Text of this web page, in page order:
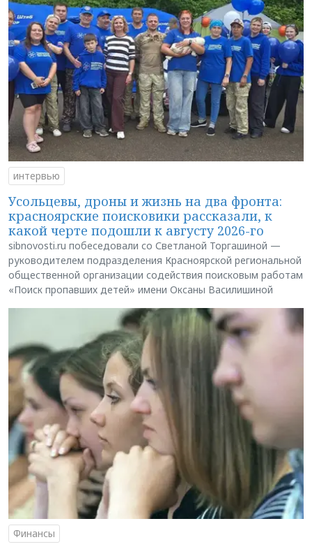
интервью
Усольцевы, дроны и жизнь на два фронта:
красноярские поисковики рассказали, к
какой черте подошли к августу 2026-го
sibnovosti.ru побеседовали со Светланой Торгашиной —
руководителем подразделения Красноярской региональной
общественной организации содействия поисковым работам
«Поиск пропавших детей» имени Оксаны Василишиной
Финансы